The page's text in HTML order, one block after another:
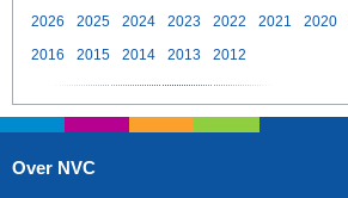
2026 2025 2024 2023 2022 2021 2020
2016
2015 2014 2013 2012
Over NVC